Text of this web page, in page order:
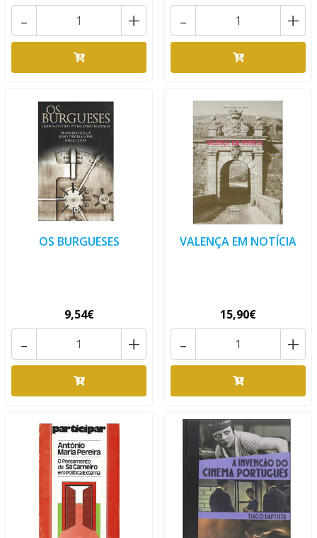
+
- +
-
OS BURGUESES
9,54€
+
-
VALENÇA EM NOTÍCIA
15,90€
+
-